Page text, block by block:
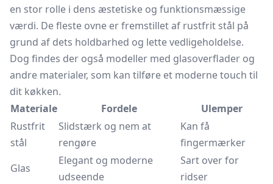
en stor rolle i dens æstetiske og funktionsmæssige
værdi. De fleste ovne er fremstillet af rustfrit stål på
grund af dets holdbarhed og lette vedligeholdelse.
Dog findes der også modeller med glasoverflader og
andre materialer, som kan tilføre et moderne touch til
dit køkken.
Materiale
Fordele
Ulemper
Rustfrit
stål
Slidstærk og nem at
rengøre
Kan få
fingermærker
Glas
Elegant og moderne
udseende
Sart over for
ridser